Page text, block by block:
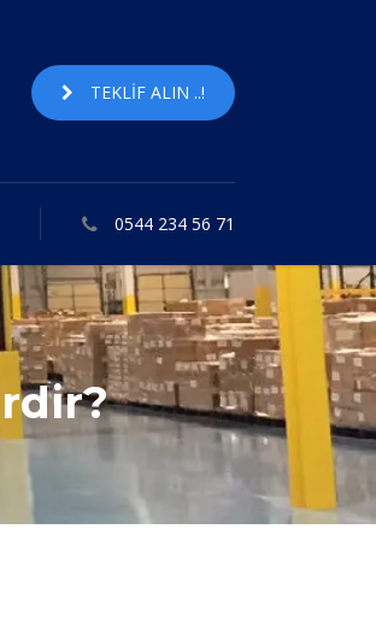
TEKLIF ALIN ..!
0544 234 56 71